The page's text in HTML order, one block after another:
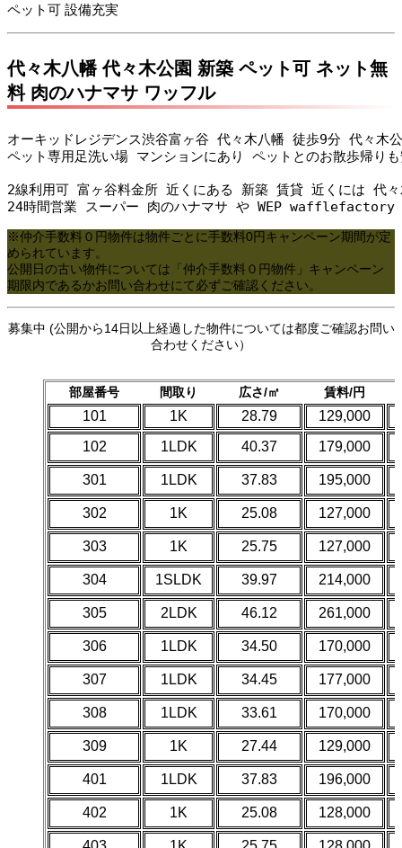
ペット可 設備充実
代々木八幡 代々木公園 新築 ペット可 ネット無
料 肉のハナマサ ワッフル
オーキッドレジデンス渋谷富ヶ谷 代々木八幡 徒歩9分 代々
ペット専用足洗い場 マンションにあり ペットとのお散歩帰り
2線利用可 富ヶ谷料金所 近くにある 新築 賃貸 近くには 代々
24時間営業 スーパー 肉のハナマサ や WEP wafflefactory
※仲介手数料０円物件は物件ごとに手数料0円キャンペーン期間が定
められています。
公開日の古い物件については「仲介手数料０円物件」キャンペーン
期限内であるかお問い合わせにて必ずご確認ください。
募集中 (公開から14日以上経過した物件については都度ご確認お問い
合わせください）
部屋番号 間取り 広さ/㎡ 賃料/円
101 1K 28.79
129,000
102
1LDK 40.37 179,000
301 1LDK 37.83 195,000
302 1K 25.08 127,000
303 1K 25.75 127,000
304 1SLDK 39.97 214,000
305 2LDK 46.12 261,000
306 1LDK 34.50 170,000
307 1LDK 34.45 177,000
308 1LDK 33.61 170,000
309 1K 27.44 129,000
401 1LDK 37.83 196,000
402 1K 25.08 128,000